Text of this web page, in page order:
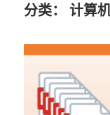
分类： 计算